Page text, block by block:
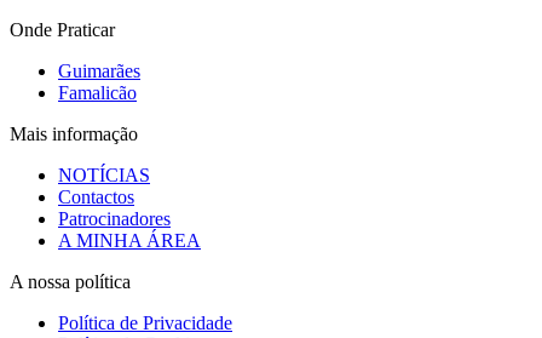
Onde Praticar
Guimarães
Famalicão
Mais informação
NOTÍCIAS
Contactos
Patrocinadores
A MINHA ÁREA
A nossa política
Política de Privacidade